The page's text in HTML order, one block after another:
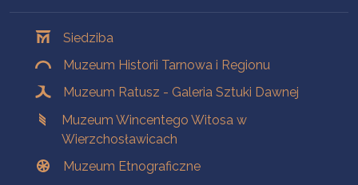
Siedziba
Muzeum Historii Tarnowa i Regionu
Muzeum Ratusz - Galeria Sztuki Dawnej
Muzeum Wincentego Witosa w
Wierzchosławicach
Muzeum Etnograficzne